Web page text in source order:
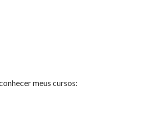
meus cursos: